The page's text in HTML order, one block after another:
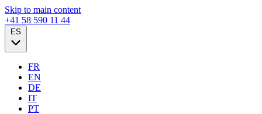
Skip to main content
+41 58 590 11 44
FR
EN
DE
IT
PT